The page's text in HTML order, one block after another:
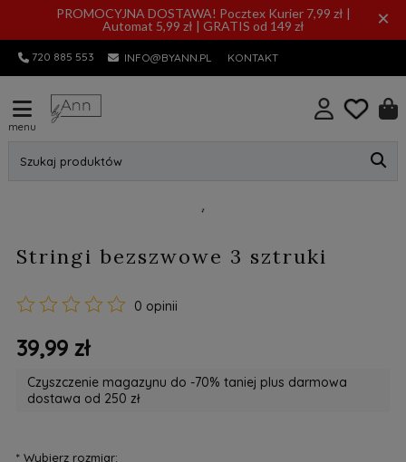
PROMOCYJNA DOSTAWA! Pocztex Kurier 7,99 zł |
Automat 5,99 zł | GRATIS od 149 zł
×
720 885 553 INFO@BYANN.PL KONTAKT
menu
Szukaj produktów
Stringi bezszwowe 3 sztruki
0 opinii
39,99 zł
Czyszczenie magazynu do -70% taniej plus darmowa
dostawa od 250 zł
*Wybierz rozmiar: